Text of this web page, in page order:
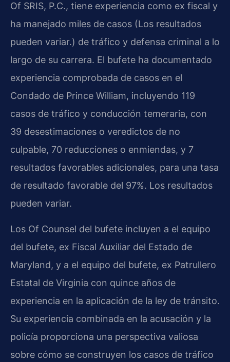
Of SRIS, P.C., tiene experiencia como ex fiscal y
ha manejado miles de casos (Los resultados
pueden variar.) de tráfico y defensa criminal a lo
largo de su carrera. El bufete ha documentado
experiencia comprobada de casos en el
Condado de Prince William, incluyendo 119
casos de tráfico y conducción temeraria, con
39 desestimaciones o veredictos de no
culpable, 70 reducciones o enmiendas, y 7
resultados favorables adicionales, para una tasa
de resultado favorable del 97%. Los resultados
pueden variar.
Los Of Counsel del bufete incluyen a el equipo
del bufete, ex Fiscal Auxiliar del Estado de
Maryland, y a el equipo del bufete, ex Patrullero
Estatal de Virginia con quince años de
experiencia en la aplicación de la ley de tránsito.
Su experiencia combinada en la acusación y la
policía proporciona una perspectiva valiosa
sobre cómo se construyen los casos de tráfico